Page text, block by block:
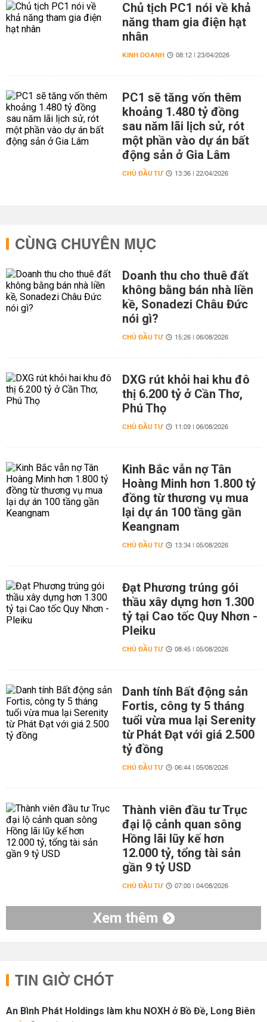
Chủ tịch PC1 nói về khả
năng tham gia điện hạt
nhân
KINH DOANH 08:12 | 23/04/2026
PC1 sẽ tăng vốn thêm
khoảng 1.480 tỷ đồng
sau năm lãi lịch sử, rót
một phần vào dự án bất
động sản ở Gia Lâm
CHỦ ĐẦU TƯ 13:36 | 22/04/2026
CÙNG CHUYÊN MỤC
Doanh thu cho thuê đất
không bằng bán nhà liền
kề, Sonadezi Châu Đức
nói gì?
CHỦ ĐẦU TƯ 15:26 | 06/08/2026
DXG rút khỏi hai khu đô
thị 6.200 tỷ ở Cần Thơ,
Phú Thọ
CHỦ ĐẦU TƯ 11:09 | 06/08/2026
Kinh Bắc vẫn nợ Tân
Hoàng Minh hơn 1.800 tỷ
đồng từ thương vụ mua
lại dự án 100 tầng gần
Keangnam
CHỦ ĐẦU TƯ 13:34 | 05/08/2026
Đạt Phương trúng gói
thầu xây dựng hơn 1.300
tỷ tại Cao tốc Quy Nhơn -
Pleiku
CHỦ ĐẦU TƯ 08:45 | 05/08/2026
Danh tính Bất động sản
Fortis, công ty 5 tháng
tuổi vừa mua lại Serenity
từ Phát Đạt với giá 2.500
tỷ đồng
CHỦ ĐẦU TƯ 06:44 | 05/08/2026
Thành viên đầu tư Trục
đại lộ cảnh quan sông
Hồng lãi lũy kế hơn
12.000 tỷ, tổng tài sản
gần 9 tỷ USD
CHỦ ĐẦU TƯ 07:00 | 04/08/2026
Xem thêm
TIN GIỜ CHÓT
An Bình Phát Holdings làm khu NOXH ở Bồ Đề, Long Biên